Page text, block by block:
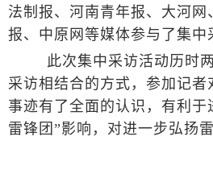
法制报、河南青年报、大河网
报、中原网等媒体参与了集中
此次集中采访活动历时两
采访相结合的方式，参加记者
事迹有了全面的认识，有利于
雷锋团”影响，对进一步弘扬